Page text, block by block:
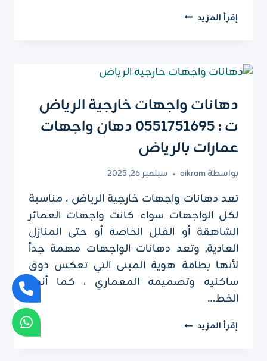
إقرأ المزيد معلم
0551751695
الوان
بوية
جدران
الرياض
دهانات واجهات خارجية الرياض
ت : 0551751695 دهان واجهات
عمارات بالرياض
بواسطةaikram سبتمبر 26, 2025
تعد دهانات واجهات خارجية الرياض ، مناسبة
لكل الواجهات سواء كانت واجهات العمائر
الشاهقة أو الفلل الخاصة أو حتى المنازل
العادية, وتعد دهانات الواجهات مهمة جداً
لأنها بطاقة هوية المبنى التي تعكس ذوق
ساكنيه وتصميمه المعماري ، كما أنها
الخط…
إقرأ المزيد دهانات